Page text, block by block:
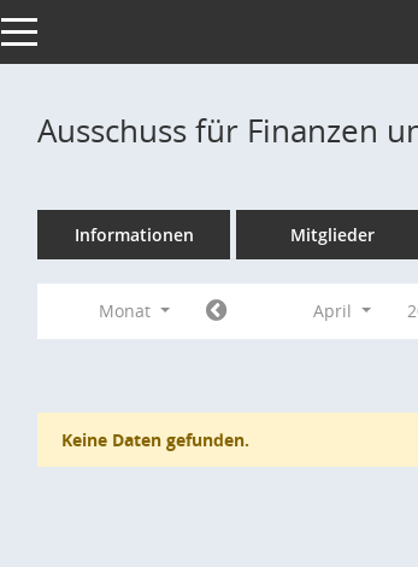
Toggle navigation
Ausschuss für Finanzen
Informationen Mitglieder
Monat April
Keine Daten gefunden.